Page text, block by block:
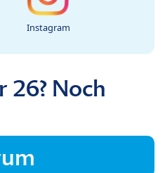
Instagram
26? Noch